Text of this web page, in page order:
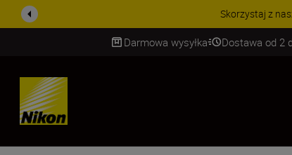
PROMOCJA
Darmowa wysyłka Dostawa od 2
SKIP